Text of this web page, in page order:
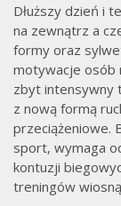
Dłuższy dzień i
na zewnątrz a
formy oraz
motywacje osób
zbyt intensywny
z nową formą
przeciążeniowe.
sport, wymaga
kontuzji
treningów